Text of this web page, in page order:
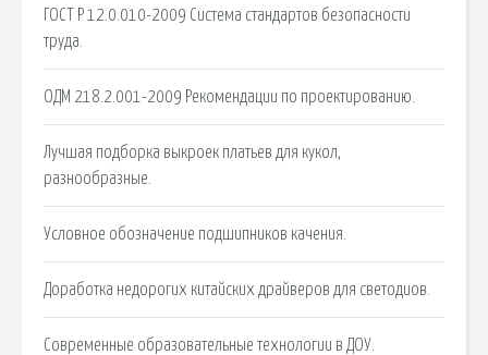
ГОСТ Р 12.0.010-2009 Система стандартов безопасности
труда.
ОДМ 218.2.001-2009 Рекомендации по проектированию.
Лучшая подборка выкроек платьев для кукол,
разнообразные.
Условное обозначение подшипников качения.
Доработка недорогих китайских драйверов для светодиов.
Современные образовательные технологии в ДОУ.